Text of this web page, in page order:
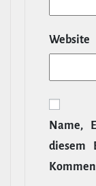
Website
Name,
diesem